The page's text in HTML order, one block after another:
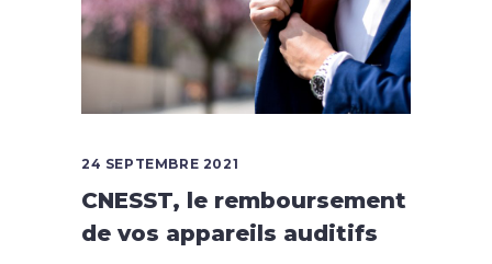
24 SEPTEMBRE 2021
CNESST, le remboursement
de vos appareils auditifs